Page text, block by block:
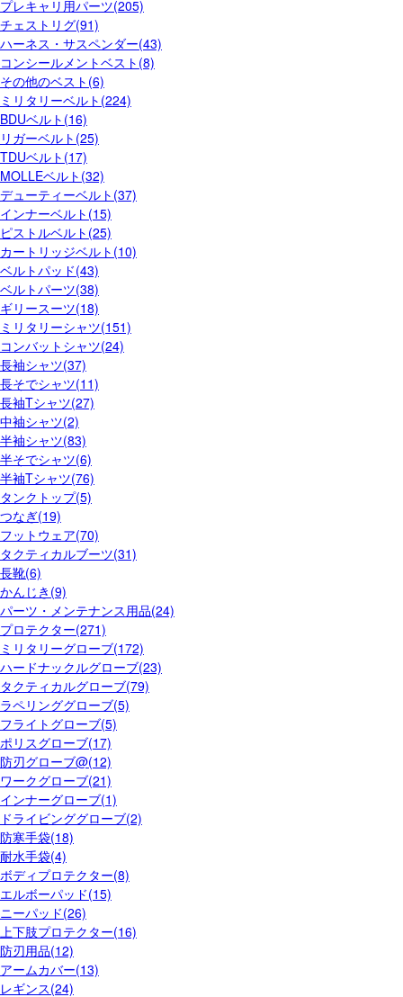
プレキャリ用パーツ(205)
チェストリグ(91)
ハーネス・サスペンダー(43)
コンシールメントベスト(8)
その他のベスト(6)
ミリタリーベルト(224)
BDUベルト(16)
リガーベルト(25)
TDUベルト(17)
MOLLEベルト(32)
デューティーベルト(37)
インナーベルト(15)
ピストルベルト(25)
カートリッジベルト(10)
ベルトパッド(43)
ベルトパーツ(38)
ギリースーツ(18)
ミリタリーシャツ(151)
コンバットシャツ(24)
長袖シャツ(37)
長そでシャツ(11)
長袖Tシャツ(27)
中袖シャツ(2)
半袖シャツ(83)
半そでシャツ(6)
半袖Tシャツ(76)
タンクトップ(5)
つなぎ(19)
フットウェア(70)
タクティカルブーツ(31)
長靴(6)
かんじき(9)
パーツ・メンテナンス用品(24)
プロテクター(271)
ミリタリーグローブ(172)
ハードナックルグローブ(23)
タクティカルグローブ(79)
ラペリンググローブ(5)
フライトグローブ(5)
ポリスグローブ(17)
防刃グローブ@(12)
ワークグローブ(21)
インナーグローブ(1)
ドライビンググローブ(2)
防寒手袋(18)
耐水手袋(4)
ボディプロテクター(8)
エルボーパッド(15)
ニーパッド(26)
上下肢プロテクター(16)
防刃用品(12)
アームカバー(13)
レギンス(24)